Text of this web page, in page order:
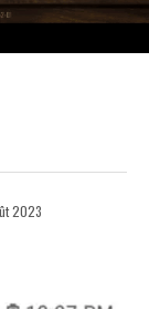
2023